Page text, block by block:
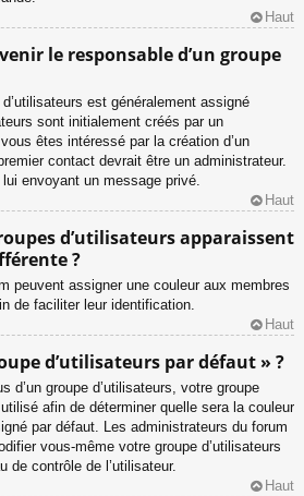
Haut
le responsable d’un groupe
d’utilisateurs est généralement assigné
sont initialement créés par un
êtes intéressé par la création d’un
contact devrait être un administrateur.
envoyant un message privé.
Haut
d’utilisateurs apparaissent
?
peuvent assigner une couleur aux membres
de faciliter leur identification.
Haut
d’utilisateurs par défaut » ?
d’un groupe d’utilisateurs, votre groupe
afin de déterminer quelle sera la couleur
par défaut. Les administrateurs du forum
vous-même votre groupe d’utilisateurs
de contrôle de l’utilisateur.
Haut